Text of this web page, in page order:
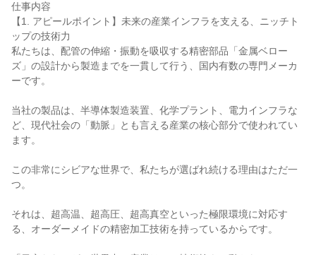
仕事内容
【1. アピールポイント】未来の産業インフラを支える、ニッチト
ップの技術力
私たちは、配管の伸縮・振動を吸収する精密部品「金属ベロー
ズ」の設計から製造までを一貫して行う、国内有数の専門メーカ
ーです。
当社の製品は、半導体製造装置、化学プラント、電力インフラな
ど、現代社会の「動脈」とも言える産業の核心部分で使われてい
ます。
この非常にシビアな世界で、私たちが選ばれ続ける理由はただ一
つ。
それは、超高温、超高圧、超高真空といった極限環境に対応す
る、オーダーメイドの精密加工技術を持っているからです。